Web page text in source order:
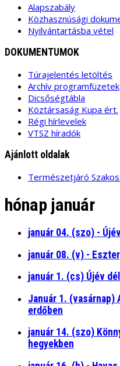
Alapszabály
Közhasznúsági
Nyilvántartásba vétel
DOKUMENTUMOK
Túrajelentés letöltés
Archív programfüzetek
Dicsőségtábla
Köztársaság Kupa ért.
Régi hírlevelek
VTSZ híradók
Ajánlott oldalak
Természetjáró
hónap január
január 04. (szo) -
január 08. (v) -
január 1. (cs) Újév
Január 1. (vasárnap)
erdőben
január 14. (szo)
hegyekben